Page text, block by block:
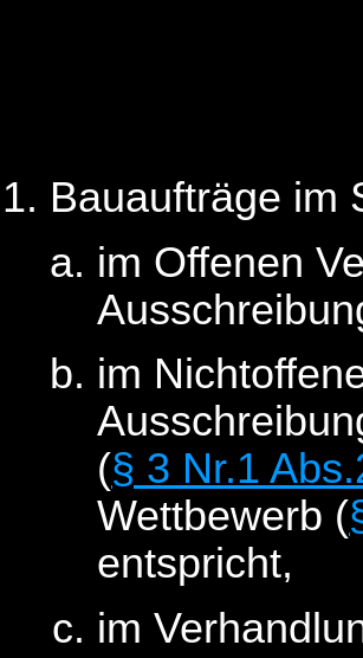
Bauaufträge im
im Offenen
im
(§ 3 Nr.1
Wettbewerb (
entspricht,
im